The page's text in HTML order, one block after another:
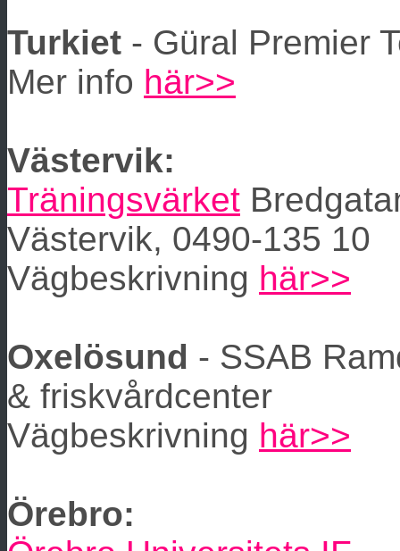
Turkiet - Güral Premier
Mer info här>>
Västervik:
Träningsvärket
Västervik, 0490-135 10
Vägbeskrivning här>>
Oxelösund - SSAB
& friskvårdcenter
Vägbeskrivning här>>
Örebro: